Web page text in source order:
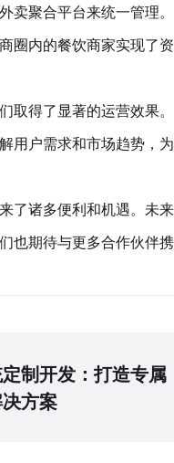
卖聚合平台来统一管理
圈内的餐饮商家实现了
取得了显著的运营效果
用户需求和市场趋势，
了诸多便利和机遇。未
也期待与更多合作伙伴
制开发：打造专属
方案